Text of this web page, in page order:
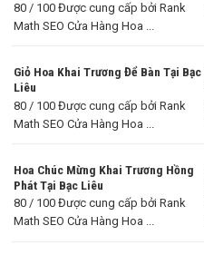
80 / 100 Được cung cấp bởi Rank
Math SEO Cửa Hàng Hoa ...
Giỏ Hoa Khai Trương Để Bàn Tại Bạc
Liêu
80 / 100 Được cung cấp bởi Rank
Math SEO Cửa Hàng Hoa ...
Hoa Chúc Mừng Khai Trương Hồng
Phát Tại Bạc Liêu
80 / 100 Được cung cấp bởi Rank
Math SEO Cửa Hàng Hoa ...